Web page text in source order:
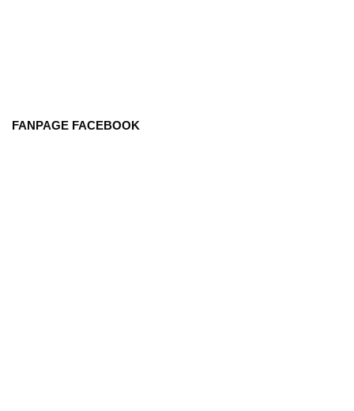
FANPAGE FACEBOOK